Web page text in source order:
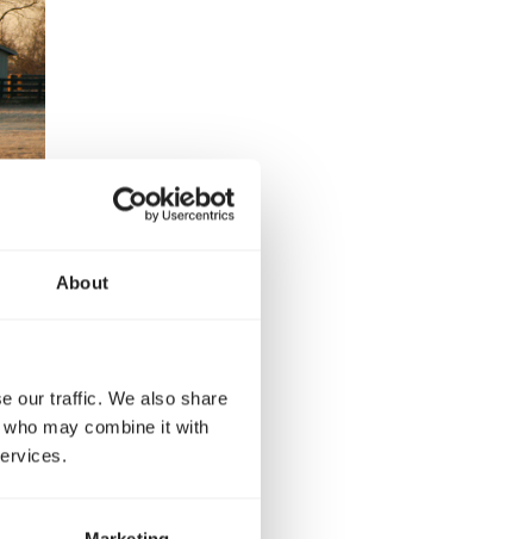
About
our traffic. We also share
may combine it with